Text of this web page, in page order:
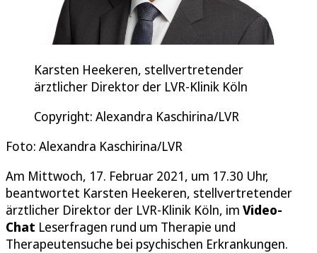
Karsten Heekeren, stellvertretender
ärztlicher Direktor der LVR-Klinik Köln
Copyright: Alexandra Kaschirina/LVR
Foto: Alexandra Kaschirina/LVR
Am Mittwoch, 17. Februar 2021, um 17.30 Uhr,
beantwortet Karsten Heekeren, stellvertretender
ärztlicher Direktor der LVR-Klinik Köln, im Video-
Chat Leserfragen rund um Therapie und
Therapeutensuche bei psychischen Erkrankungen.